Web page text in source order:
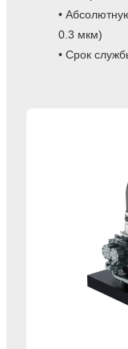
•
0.3 мкм)
• Срок